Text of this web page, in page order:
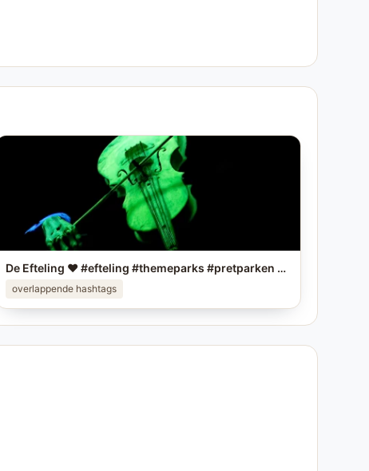
De Efteling ❤️ #efteling #themeparks #pretparken #brabant
overlappende hashtags